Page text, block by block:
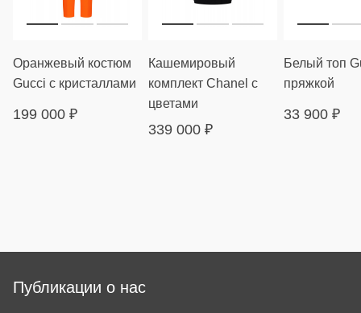
Оранжевый костюм
Gucci с кристаллами
199 000 ₽
Кашемировый
комплект Chanel с
цветами
339 000 ₽
Белый топ
пряжкой
33 900 ₽
Публикации о нас